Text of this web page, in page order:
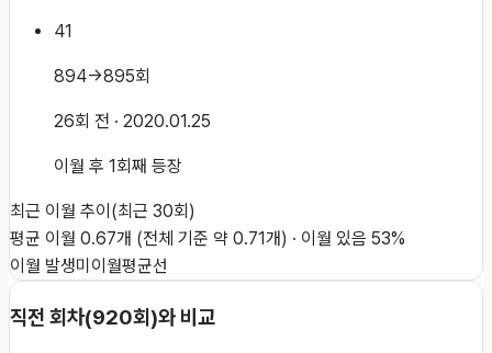
41
894→895회
26회 전 · 2020.01.25
이월 후 1회째 등장
최근 이월 추이 (최근 30회)
평균 이월 0.67개 (전체 기준 약 0.71개) · 이월 있음 53%
이월 발생미이월평균선
직전 회차(920회)와 비교